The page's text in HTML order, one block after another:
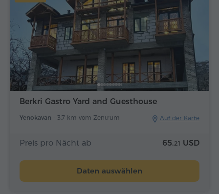
Berkri Gastro Yard and Guesthouse
Yenokavan - 3.7 km vom Zentrum Auf der Karte
Preis pro Nächt ab 65.21 USD
Daten auswählen